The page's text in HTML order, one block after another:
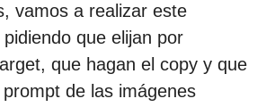
vamos a realizar este
que elijan por
que hagan el copy y que
de las imágenes